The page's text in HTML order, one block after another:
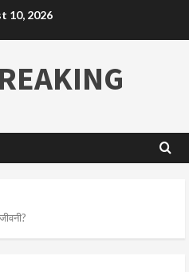
10, 2026